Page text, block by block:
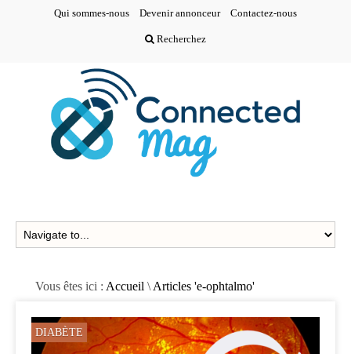
Qui sommes-nous Devenir annonceur Contactez-nous
Recherchez
Vous êtes ici : Accueil \ Articles 'e-ophtalmo'
DIABÈTE